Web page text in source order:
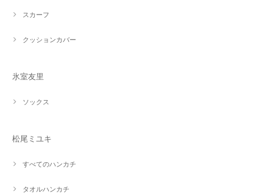
スカーフ
クッションカバー
氷室友里
ソックス
松尾ミユキ
すべてのハンカチ
タオルハンカチ